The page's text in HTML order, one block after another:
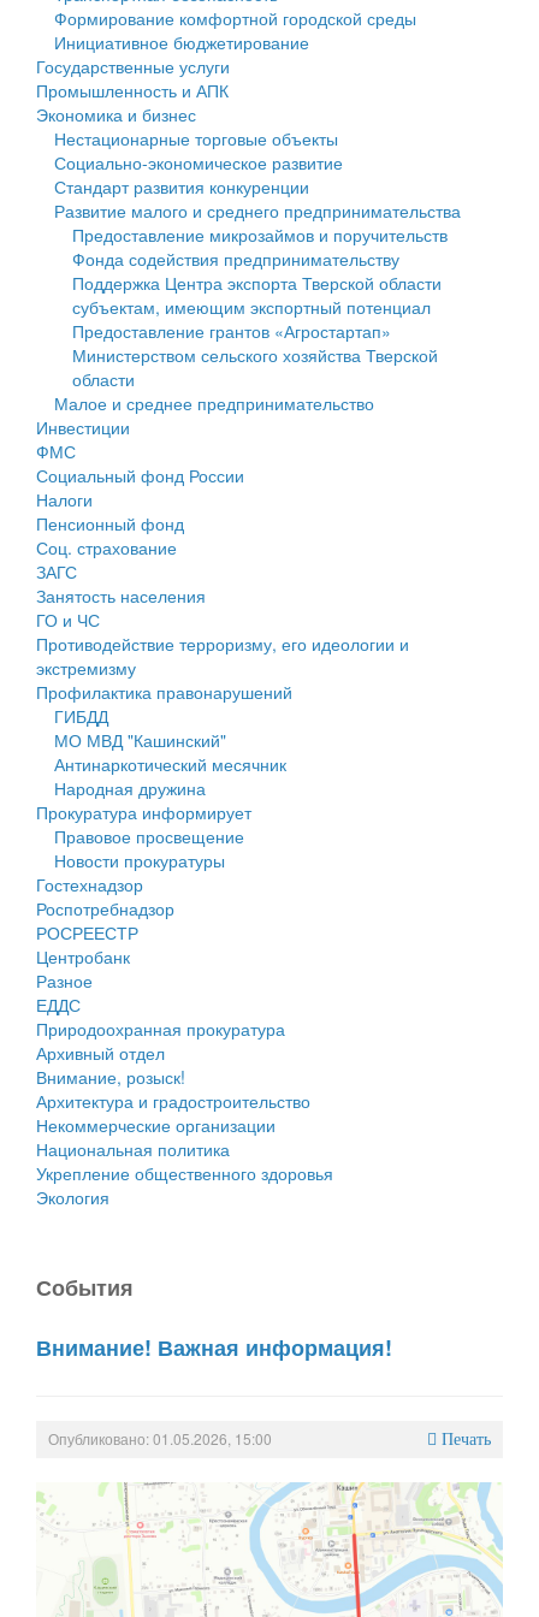
Государственные услуги
Промышленность и АПК
Экономика и бизнес
Символика
Устав
Гостям округа
Туризм
Культура
Образование
Здравоохранение
Социальная защита
Фотоальбом
муниципального округа Тверской области
Администрация Кашинского муниципального округа
Тверской области
Управление сельскими территориями
Открытые данные
Работа с обращениями граждан
Муниципальный контроль
Муниципальные услуги
Проекты административных регламентов
Антимонопольный комплаенс
Противодействие коррупции
Финансовое управление
Бюджет для граждан
Имущество
Выявление правообладателей ранее учтенных
объектов недвижимости
Имущественная поддержка субъектов малого и
среднего предпринимательства
Информационная поддержка субъектов малого и
среднего предпринимательства
Муниципальные программы
Контрольно-счетная палата
Персональные данные
Оценка регулирующего воздействия
Деятельность МУ
Нормативы градостроительного проектирования
Правила землепользования и застройки
Генеральные планы
Проекты планировки территории
Собрание депутатов
Городское поселение
Сельские поселения
Формирование комфортной городской среды
Инициативное бюджетирование
Государственные услуги
Промышленность и АПК
Экономика и бизнес
Нестационарные торговые объекты
Социально-экономическое развитие
Стандарт развития конкуренции
Развитие малого и среднего предпринимательства
Предоставление микрозаймов и поручительств
Фонда содействия предпринимательству
Поддержка Центра экспорта Тверской области
субъектам, имеющим экспортный потенциал
Предоставление грантов «Агростартап»
Министерством сельского хозяйства Тверской
области
Малое и среднее предпринимательство
Инвестиции
ФМС
Социальный фонд России
Налоги
Пенсионный фонд
Соц. страхование
ЗАГС
Занятость населения
ГО и ЧС
Противодействие терроризму, его идеологии и
экстремизму
Профилактика правонарушений
ГИБДД
МО МВД "Кашинский"
Антинаркотический месячник
Народная дружина
Прокуратура информирует
Правовое просвещение
Новости прокуратуры
Гостехнадзор
Роспотребнадзор
РОСРЕЕСТР
Центробанк
Разное
ЕДДС
Природоохранная прокуратура
Архивный отдел
Внимание, розыск!
Архитектура и градостроительство
Некоммерческие организации
Национальная политика
Укрепление общественного здоровья
Экология
События
Внимание! Важная информация!
Опубликовано: 01.05.2026, 15:00 Печать